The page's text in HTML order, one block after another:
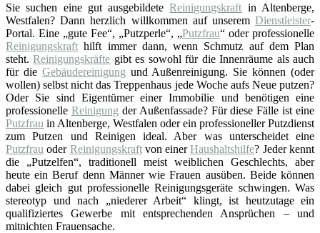
Sie suchen eine gut ausgebildeteReinigungskraft in Altenberge,
Westfalen? Dann herzlich willkommen auf unserem Dienstleister-
Portal. Eine „gute Fee“, „Putzperle“, „Putzfrau“ oder professionelle
Reinigungskraft hilft immer dann, wenn Schmutz auf dem Plan
steht.Reinigungskräfte gibt es sowohl für die Innenräume als auch
für die Gebäudereinigung und Außenreinigung. Sie können (oder
wollen) selbst nicht das Treppenhaus jede Woche aufs Neue putzen?
Oder Sie sind Eigentümer einer Immobilie und benötigen eine
professionelle Reinigung der Außenfassade? Für diese Fälle ist eine
Putzfrau in Altenberge, Westfalen oder ein professioneller Putzdienst
zum Putzen und Reinigen ideal. Aber was unterscheidet eine
Putzfrau oder Reinigungskraftvon einerHaushaltshilfe? Jeder kennt
die „Putzelfen“, traditionell meist weiblichen Geschlechts, aber
heute ein Beruf denn Männer wie Frauen ausüben. Beide können
dabei gleich gut professionelle Reinigungsgeräte schwingen. Was
stereotyp und nach „niederer Arbeit“ klingt, ist heutzutage ein
qualifiziertes Gewerbe mit entsprechenden Ansprüchen – und
mitnichten Frauensache.